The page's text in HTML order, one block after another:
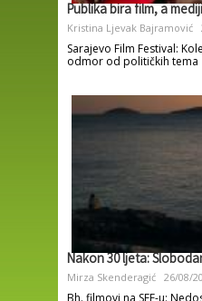
Publika bira film, a
Kristina Ljevak Bajramović
Sarajevo Film Festival:
odmor od političkih tema
Nakon 30 ljeta:
Mirza Skenderagić 26/08/
Bh. filmovi na SFF-u: